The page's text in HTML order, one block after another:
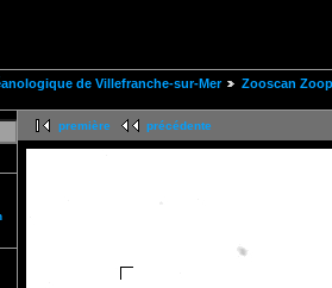
de Villefranche-sur-Mer
Zooscan
première précédente